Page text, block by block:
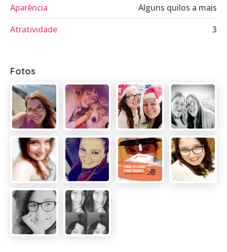
Aparência
Alguns quilos a mais
Atratividade
3
Fotos